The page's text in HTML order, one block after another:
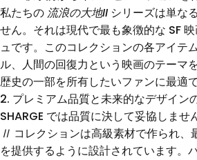
私たちの 流浪の大地II シリーズは単な
せん。それは現代で最も象徴的な SF
ュです。このコレクションの各アイテ
ル、人間の回復力という映画のテーマ
歴史の一部を所有したいファンに最適で
2. プレミアム品質と未来的なデザイン
SHARGE では品質に決して妥協しませ
Ⅱ コレクションは高級素材で作られ、
を提供するように設計されています。